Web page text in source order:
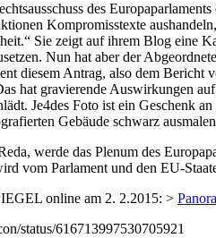
des
Kompromisstexte
Sie zeigt auf ihrem Blog eine
Nun hat aber der Abgeordnete
diesem Antrag, also dem
hat gravierende Auswirkungen
Je4des Foto ist ein Geschenk
Gebäude schwarz
werde das Plenum des
vom Parlament und den EU-
online am 2. 2.2015: >
status/616713997530705921